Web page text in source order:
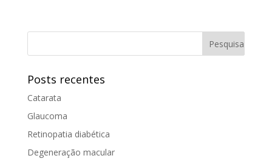
Posts recentes
Catarata
Glaucoma
Retinopatia diabética
Degeneração macular